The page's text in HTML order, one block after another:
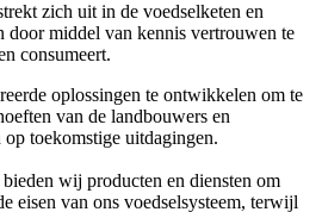
zich uit in de voedselketen en
door middel van kennis vertrouwen te
consumeert.
oplossingen te ontwikkelen om te
van de landbouwers en
toekomstige uitdagingen.
wij producten en diensten om
eisen van ons voedselsysteem, terwijl